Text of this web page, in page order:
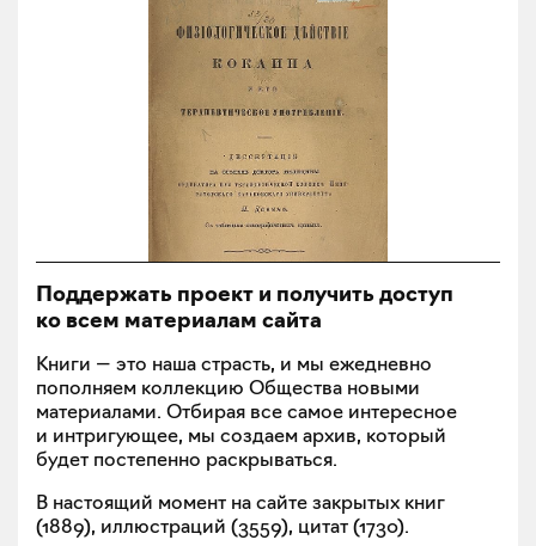
Поддержать проект и получить доступ
ко всем материалам сайта
Книги — это наша страсть, и мы ежедневно
пополняем коллекцию Общества новыми
материалами. Отбирая все самое интересное
и интригующее, мы создаем архив, который
будет постепенно раскрываться.
В настоящий момент на сайте закрытых книг
(1889), иллюстраций (3559), цитат (1730).